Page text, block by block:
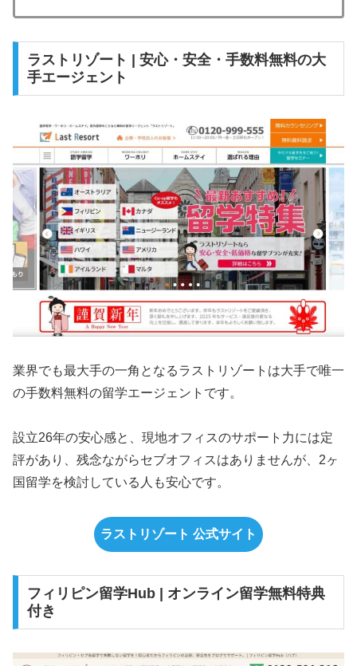
ラストリゾート | 安心・安全・手数料無料の大
手エージェント
業界でも最大手の一角となるラストリゾートは大手で唯一
の手数料無料の留学エージェントです。
設立26年の安心感と、現地オフィスのサポート力には定
評があり、残念ながらセブオフィスはありませんが、2ヶ
国留学を検討している人も安心です。
ラストリゾート 公式サイト
フィリピン留学Hub | オンライン留学無料特典
付き